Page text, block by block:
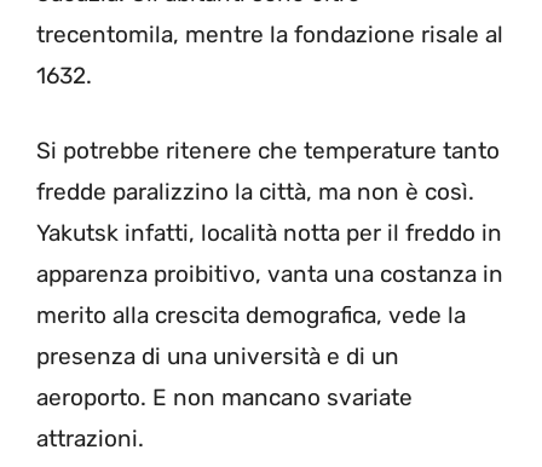
trecentomila, mentre la fondazione risale al
1632.
Si potrebbe ritenere che temperature tanto
fredde paralizzino la città, ma non è così.
Yakutsk infatti, località notta per il freddo in
apparenza proibitivo, vanta una costanza in
merito alla crescita demografica, vede la
presenza di una università e di un
aeroporto. E non mancano svariate
attrazioni.